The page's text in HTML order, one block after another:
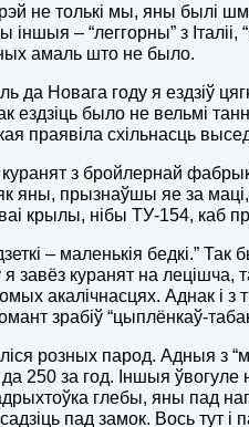
не толькі мы, яны былі
– “леггорны” з Італіі,
амаль што не было.
да Новага году я ездзіў
было не вельмі
праявіла схільнасць
з бройлернай
яны, прызнаўшы яе за
крылы, нібы ТУ-154, каб
– маленькія бедкі.”
завёз куранят на лецішча,
акалічнасцях. Аднак і з
зрабіў “цыплёнкаў-
розных парод. Адныя з
250 за год. Іншыя
глебы, яны пад
пад замок. Вось тут і